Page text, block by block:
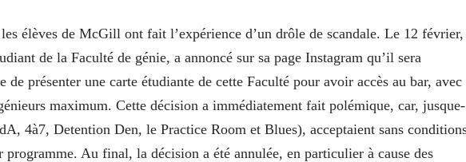
élèves de McGill ont fait l’expérience d’un drôle de scandale. Le 12 février,
de la Faculté de génie, a annoncé sur sa page Instagram qu’il sera
de présenter une carte étudiante de cette Faculté pour avoir accès au bar, avec
maximum. Cette décision a immédiatement fait polémique, car, jusque-
4à7, Detention Den, le Practice Room et Blues), acceptaient sans
Au final, la décision a été annulée, en particulier à cause des